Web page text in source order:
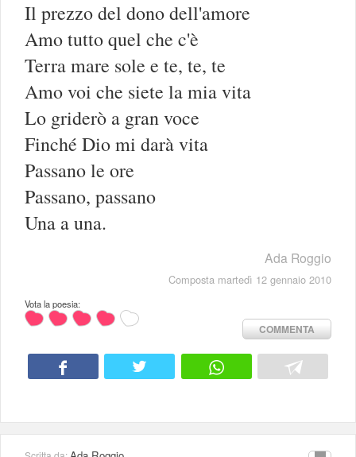
Il prezzo del dono dell'amore
Amo tutto quel che c'è
Terra mare sole e te, te, te
Amo voi che siete la mia vita
Lo griderò a gran voce
Finché Dio mi darà vita
Passano le ore
Passano, passano
Una a una.
Ada Roggio
Composta martedì 12 gennaio 2010
Vota la poesia:
COMMENTA